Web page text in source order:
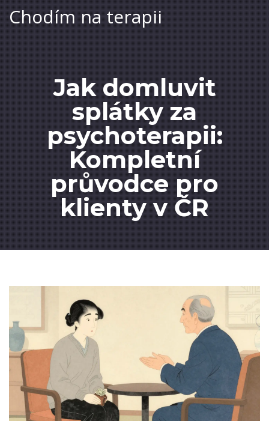
Chodím na terapii
Jak domluvit
splátky za
psychoterapii:
Kompletní
průvodce pro
klienty v ČR